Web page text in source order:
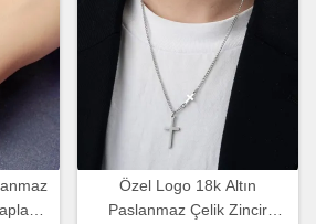
Özel Logo 18k Altın
Paslanmaz Çelik Zincir